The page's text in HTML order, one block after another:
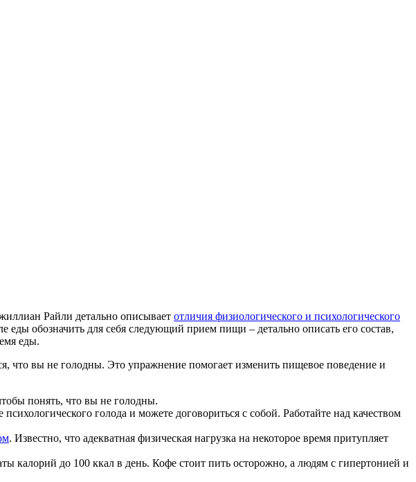
Райли детально описывает отличия физиологического и психологического
обозначить для себя следующий прием пищи – детально описать его состав,
еды.
что вы не голодны. Это упражнение помогает изменить пищевое поведение и
понять, что вы не голодны.
голода и можете договориться с собой. Работайте над качеством
. Известно, что адекватная физическая нагрузка на некоторое время притупляет
калорий до 100 ккал в день. Кофе стоит пить осторожно, а людям с гипертонией и